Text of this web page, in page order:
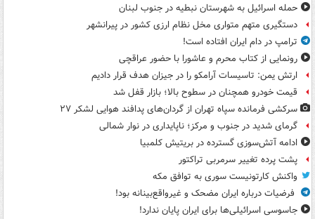
حمله اسرائیل به شهرستان نبطیه در جنوب لبنان
دستگیری متهم متواری مخل نظام ارزی کشور در پیرانشهر
ترامپ در دام ایران افتاده است!
رونمایی از کتاب محرم و عاشورا با حضور عراقچی
ارتش یمن: تاسیسات آرامکو را در جیزان هدف قرار دادیم
قیمت خودرو همچنان در سطوح بالا؛ بازار قفل شد
سرکشی فرمانده سپاه تهران از گردان‌های پدافند هوایی لشکر ۲۷
گرمای شدید در جنوب و مرکز؛ ناپایداری در نوار شمالی
ادامه آتش‌سوزی گسترده در بریتیش کلمبیا
پشت پرده تغییر سرمربی تراکتور
واکنش کارتونیست سوری به توافق مکه
فرضیات درباره ایران مضحک و غیرواقع‌بینانه بود!
جاسوسی اسرائیلی‌ها برای ایران پایان ندارد!